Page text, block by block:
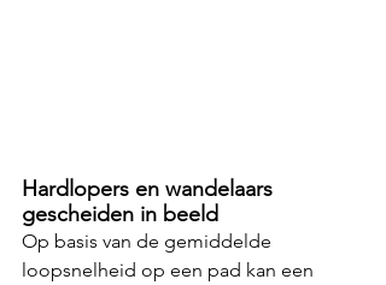
Hardlopers en wandelaars
gescheiden in beeld
Op basis van de gemiddelde
loopsnelheid op een pad kan een